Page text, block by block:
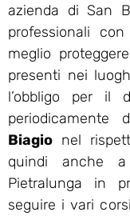
azienda di San
professionali
meglio
presenti nei
l’obbligo per il
periodicamente
Biagio nel
quindi anche
Pietralunga in
seguire i vari